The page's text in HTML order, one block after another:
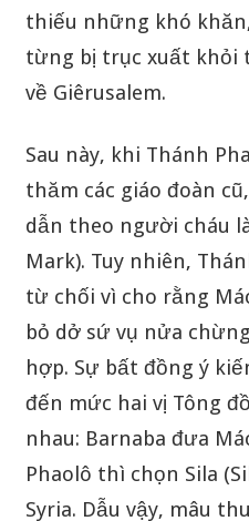
thiếu những khó
từng bị trục xuất khỏi
về Giêrusalem.
Sau này, khi Thánh
thăm các giáo đoàn
dẫn theo người cháu
Mark). Tuy nhiên,
từ chối vì cho rằng
bỏ dở sứ vụ nửa
hợp. Sự bất đồng ý
đến mức hai vị Tông
nhau: Barnaba đưa
Phaolô thì chọn Sila
Syria. Dẫu vậy, mâu